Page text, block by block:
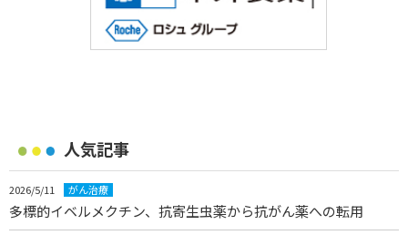
人気記事
2026/5/11 がん治療
多標的イベルメクチン、抗寄生虫薬から抗がん薬への転用